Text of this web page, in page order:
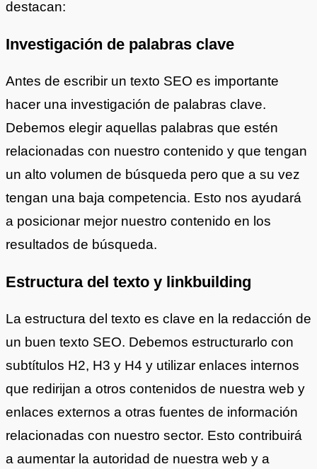
destacan:
Investigación de palabras clave
Antes de escribir un texto SEO es importante
hacer una investigación de palabras clave.
Debemos elegir aquellas palabras que estén
relacionadas con nuestro contenido y que tengan
un alto volumen de búsqueda pero que a su vez
tengan una baja competencia. Esto nos ayudará
a posicionar mejor nuestro contenido en los
resultados de búsqueda.
Estructura del texto y linkbuilding
La estructura del texto es clave en la redacción de
un buen texto SEO. Debemos estructurarlo con
subtítulos H2, H3 y H4 y utilizar enlaces internos
que redirijan a otros contenidos de nuestra web y
enlaces externos a otras fuentes de información
relacionadas con nuestro sector. Esto contribuirá
a aumentar la autoridad de nuestra web y a